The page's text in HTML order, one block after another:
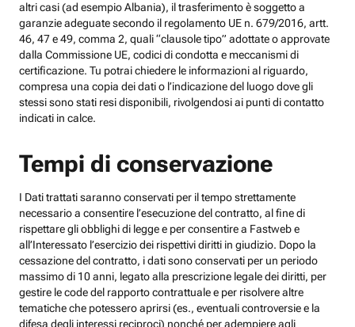
altri casi (ad esempio Albania), il trasferimento è soggetto a
garanzie adeguate secondo il regolamento UE n. 679/2016, artt.
46, 47 e 49, comma 2, quali “clausole tipo” adottate o approvate
dalla Commissione UE, codici di condotta e meccanismi di
certificazione. Tu potrai chiedere le informazioni al riguardo,
compresa una copia dei dati o l’indicazione del luogo dove gli
stessi sono stati resi disponibili, rivolgendosi ai punti di contatto
indicati in calce.
Tempi di conservazione
I Dati trattati saranno conservati per il tempo strettamente
necessario a consentire l’esecuzione del contratto, al fine di
rispettare gli obblighi di legge e per consentire a Fastweb e
all’Interessato l’esercizio dei rispettivi diritti in giudizio. Dopo la
cessazione del contratto, i dati sono conservati per un periodo
massimo di 10 anni, legato alla prescrizione legale dei diritti, per
gestire le code del rapporto contrattuale e per risolvere altre
tematiche che potessero aprirsi (es., eventuali controversie e la
difesa degli interessi reciproci) nonché per adempiere agli